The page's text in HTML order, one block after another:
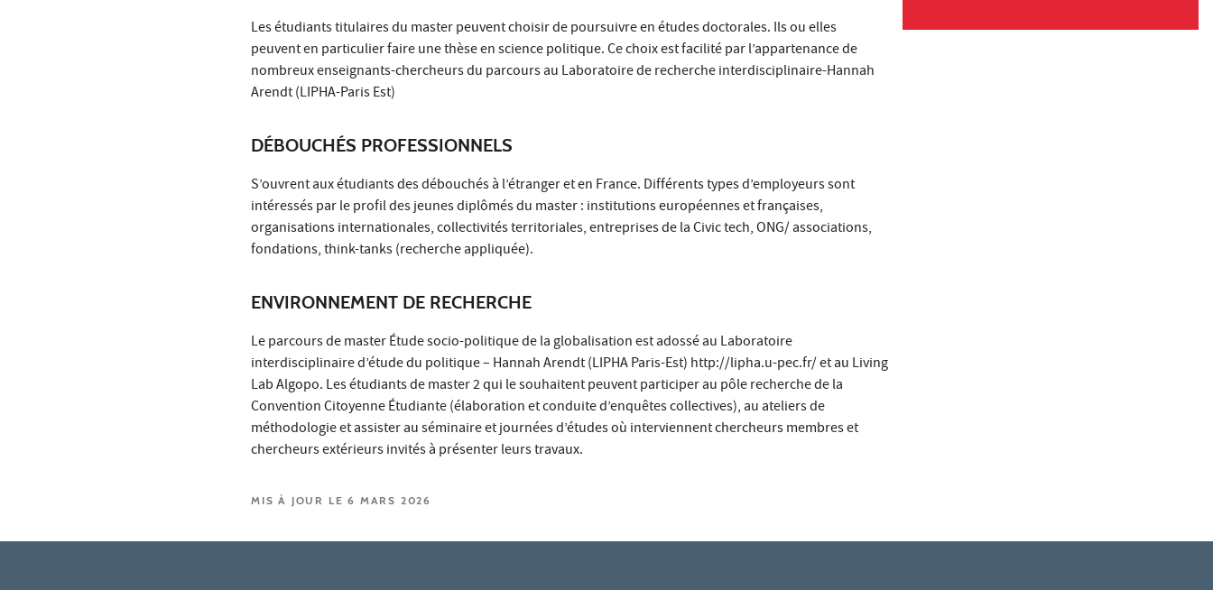
Les étudiants titulaires du master peuvent choisir de poursuivre en études doctorales. Ils ou elles
peuvent en particulier faire une thèse en science politique. Ce choix est facilité par l’appartenance de
nombreux enseignants-chercheurs du parcours au Laboratoire de recherche interdisciplinaire-Hannah
Arendt (LIPHA-Paris Est)
DÉBOUCHÉS PROFESSIONNELS
S’ouvrent aux étudiants des débouchés à l’étranger et en France. Différents types d’employeurs sont
intéressés par le profil des jeunes diplômés du master : institutions européennes et françaises,
organisations internationales, collectivités territoriales, entreprises de la Civic tech, ONG/ associations,
fondations, think-tanks (recherche appliquée).
ENVIRONNEMENT DE RECHERCHE
Le parcours de master Étude socio-politique de la globalisation est adossé au Laboratoire
interdisciplinaire d’étude du politique – Hannah Arendt (LIPHA Paris-Est) http://lipha.u-pec.fr/ et au Living
Lab Algopo. Les étudiants de master 2 qui le souhaitent peuvent participer au pôle recherche de la
Convention Citoyenne Étudiante (élaboration et conduite d’enquêtes collectives), au ateliers de
méthodologie et assister au séminaire et journées d’études où interviennent chercheurs membres et
chercheurs extérieurs invités à présenter leurs travaux.
MIS À JOUR LE 6 MARS 2026